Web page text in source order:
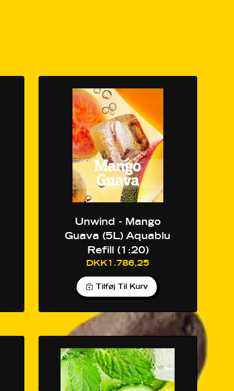
Unwind - Mango
Guava (5L) Aquablu
Refill (1:20)
DKK1.786,25
Tilføj Til Kurv